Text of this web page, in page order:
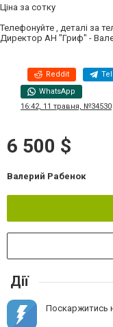
Ціна за сотку
Телефонуйте , деталі за
Директор АН "Гриф" -
Reddit
WhatsApp
16:42, 11 травня, №34530
6 500 $
Валерий Рабенок
Дії
Поскаржитись